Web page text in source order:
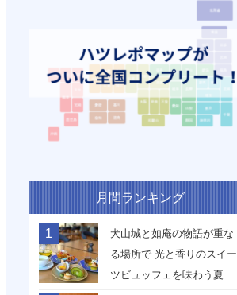
月間ランキング
1
犬山城と如庵の物語が重な
る場所で 光と香りのスイー
ツビュッフェを味わう夏